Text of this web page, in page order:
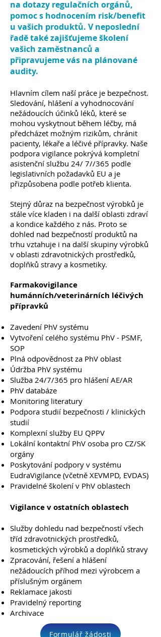
na dotazy regulačních orgánů,
pomoc s hodnocením risk/benefit
u vašich produktů. V neposlední
řadě také zajišťujeme školení
vašich zaměstnanců a
připravujeme vás na plánované
audity.
Hlavním cílem naší práce je bezpečnost.
Sledování, hlášení a vyhodnocování
nežádoucích účinků léků, které se
mohou vyskytnout během léčby, má
předcházet možným rizikům, chránit
pacienty, lékaře a léčivé přípravky. Naše
podpora vigilance pokrývá kompletní
asistenční službu 24/ 7//365 podle
legislativních požadavků EU a je
přizpůsobena podle potřeb klienta.
Stejný důraz na bezpečnost výrobků je
stále více kladen i na další oblasti zdraví
a kondice každého z nás. Proto se
dohled nad bezpečností produktů na
trhu vztahuje i na další skupiny výrobků
v oblasti zdravotnických prostředků,
doplňků stravy a kosmetiky.
Farmakovigilance
humánních/veterinárních léčivých
přípravků
Zavedení PhV systému
Vytvoření celého systému PhV - PSMF,
SOP
Plná odpovědnost za PhV oblast
Údržba PhV systému
Služba 24/7/365 pro hlášení AE/AR
PhV databáze
Monitoring literatury
Podpora studií bezpečnosti / klinických
studií
Komplexní služby EU QPPV
Lokální kontaktní PhV osoba pro CZ/SK
orgány
Poskytování podpory v systému
EudraVigilance (včetně XEVMPD, EVDAS)
Pravidelné školení v PhV oblastech
Vigilance v ostatních oblastech
Služby dohledu nad bezpečností všech
tříd zdravotnických prostředků,
kosmetických výrobků a doplňků stravy
Zpracování, řešení a hlášení
nežádoucích příhod mezi výrobcem a
příslušným orgánem
Reklamace jakosti
Pravidelný reporting
Archivace
Formulář žádosti